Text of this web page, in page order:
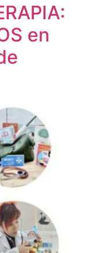
en